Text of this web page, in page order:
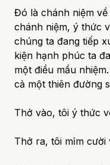
Đó là chánh niệm
chánh niệm, ý thức
chúng ta đang tiếp
kiện hạnh phúc ta
một điều mầu
cả một thiên đường
Thở vào, tôi ý thức
Thở ra, tôi mỉm cười